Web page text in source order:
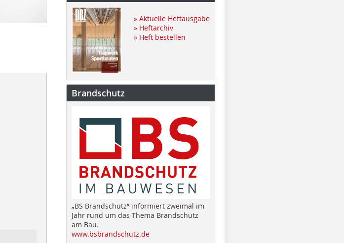
» Aktuelle Heftausgabe
» Heftarchiv
» Heft bestellen
Brandschutz
„BS Brandschutz“ informiert zweimal im
Jahr rund um das Thema Brandschutz
am Bau.
www.bsbrandschutz.de